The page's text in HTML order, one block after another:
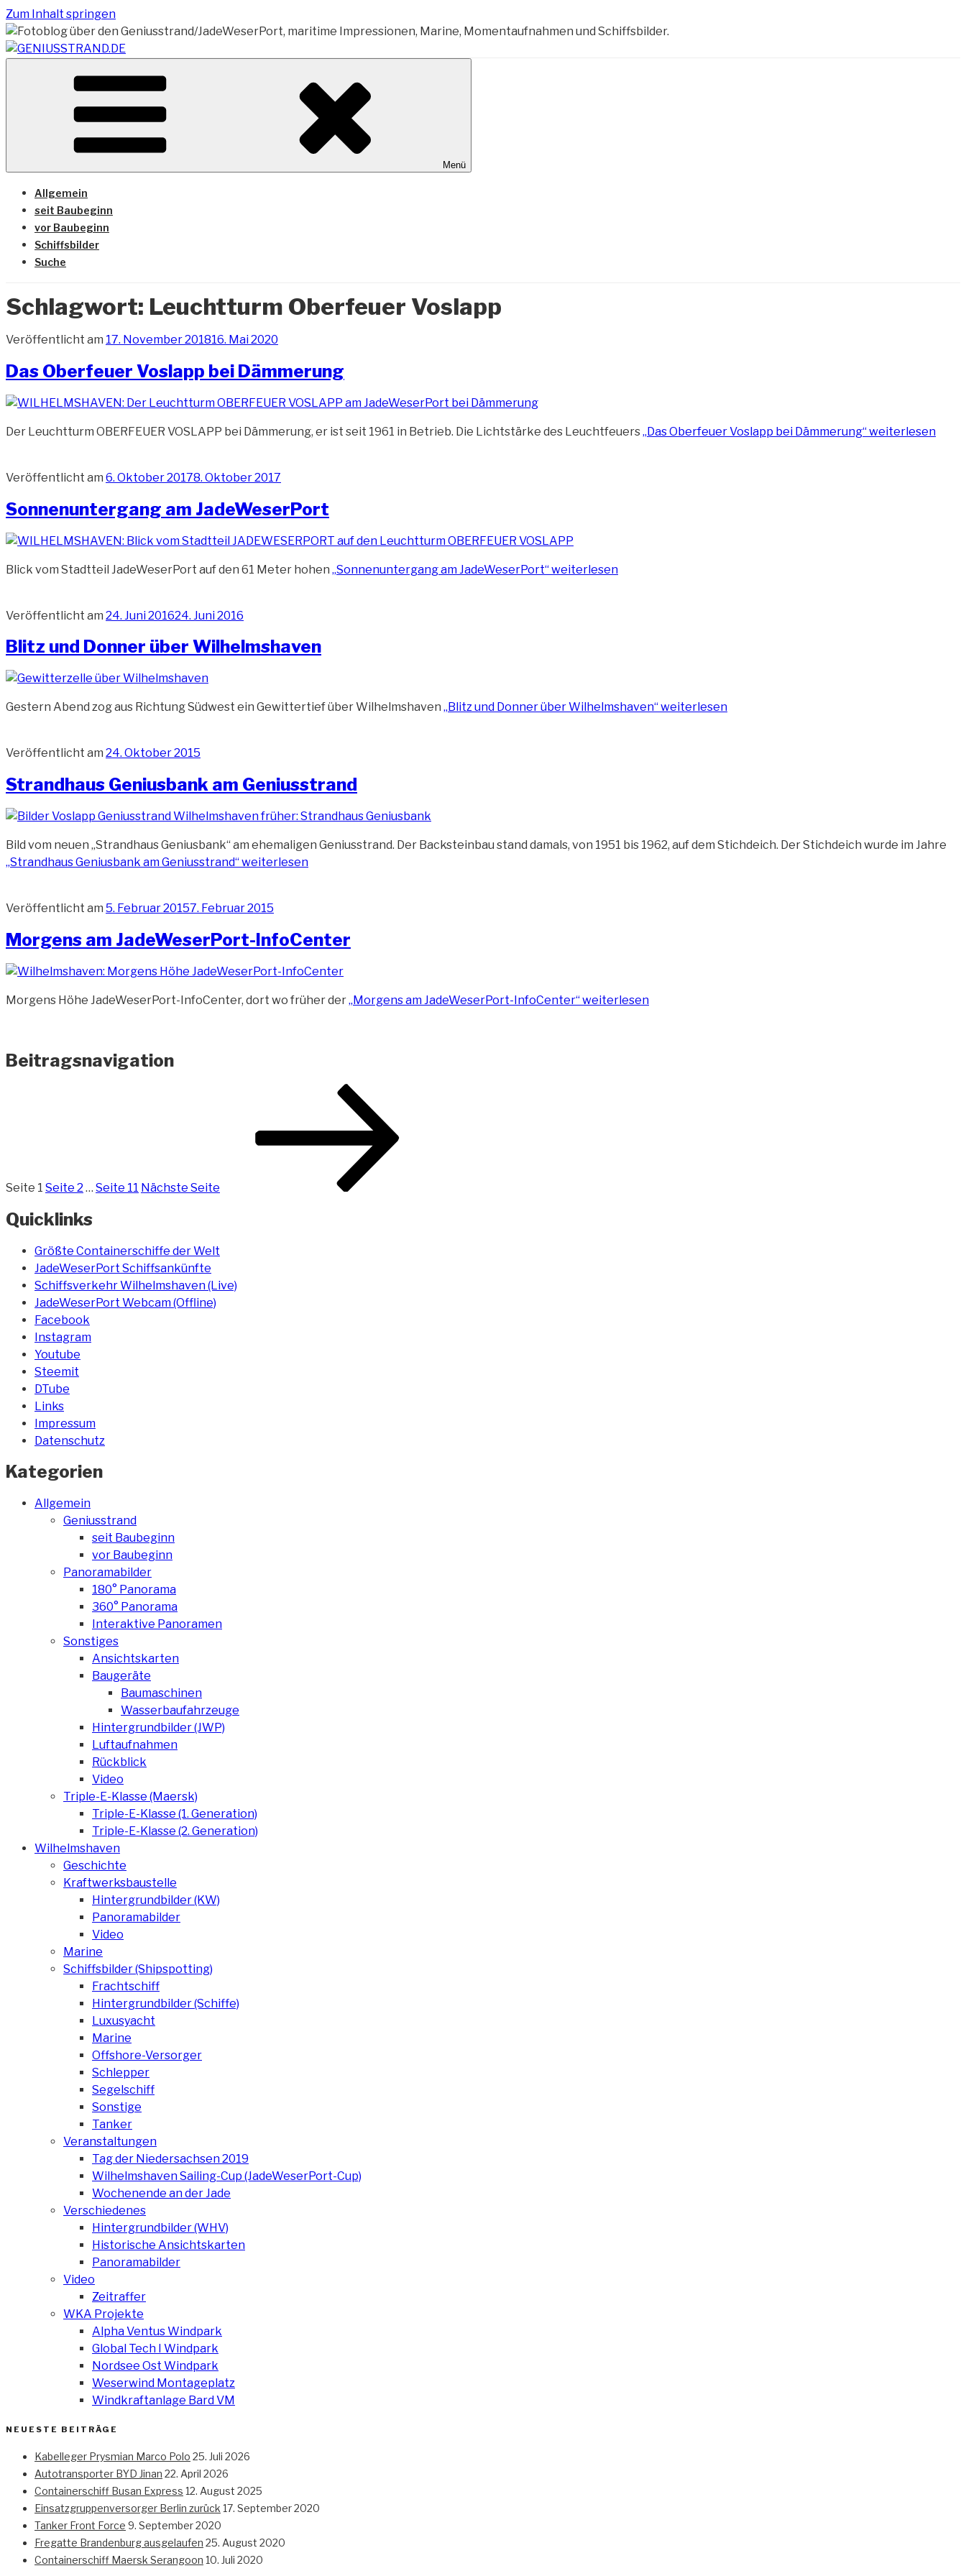
Zum Inhalt springen
GENIUSSTRAND.DE
Vom Geniusstrand zum JadeWeserPort/Container Terminal Wilhelmshaven
Menü
Allgemein
seit Baubeginn
vor Baubeginn
Schiffsbilder
Suche
Schlagwort: Leuchtturm Oberfeuer Voslapp
Veröffentlicht am 17. November 201816. Mai 2020
Das Oberfeuer Voslapp bei Dämmerung
Der Leuchtturm OBERFEUER VOSLAPP bei Dämmerung, er ist seit 1961 in Betrieb. Die Lichtstärke des Leuchtfeuers„Das Oberfeuer Voslapp bei Dämmerung“weiterlesen
Veröffentlicht am 6. Oktober 20178. Oktober 2017
Sonnenuntergang am JadeWeserPort
Blick vom Stadtteil JadeWeserPort auf den 61 Meter hohen „Sonnenuntergang am JadeWeserPort“weiterlesen
Veröffentlicht am 24. Juni 201624. Juni 2016
Blitz und Donner über Wilhelmshaven
Gestern Abend zog aus Richtung Südwest ein Gewittertief über Wilhelmshaven „Blitz und Donner über Wilhelmshaven“weiterlesen
Veröffentlicht am 24. Oktober 2015
Strandhaus Geniusbank am Geniusstrand
Bild vom neuen „Strandhaus Geniusbank“ am ehemaligen Geniusstrand. Der Backsteinbau stand damals, von 1951 bis 1962, auf dem Stichdeich. Der Stichdeich wurde im Jahre
„Strandhaus Geniusbank am Geniusstrand“weiterlesen
Veröffentlicht am 5. Februar 20157. Februar 2015
Morgens am JadeWeserPort-InfoCenter
Morgens Höhe JadeWeserPort-InfoCenter, dort wo früher der„Morgens am JadeWeserPort-InfoCenter“weiterlesen
Beitragsnavigation
Seite 1 Seite 2 … Seite 11 Nächste Seite
Quicklinks
Größte Containerschiffe der Welt
JadeWeserPort Schiffsankünfte
Schiffsverkehr Wilhelmshaven (Live)
JadeWeserPort Webcam (Offline)
Facebook
Instagram
Youtube
Steemit
DTube
Links
Impressum
Datenschutz
Kategorien
Allgemein
Geniusstrand
seit Baubeginn
vor Baubeginn
Panoramabilder
180° Panorama
360° Panorama
Interaktive Panoramen
Sonstiges
Ansichtskarten
Baugeräte
Baumaschinen
Wasserbaufahrzeuge
Hintergrundbilder (JWP)
Luftaufnahmen
Rückblick
Video
Triple-E-Klasse (Maersk)
Triple-E-Klasse (1. Generation)
Triple-E-Klasse (2. Generation)
Wilhelmshaven
Geschichte
Kraftwerksbaustelle
Hintergrundbilder (KW)
Panoramabilder
Video
Marine
Schiffsbilder (Shipspotting)
Frachtschiff
Hintergrundbilder (Schiffe)
Luxusyacht
Marine
Offshore-Versorger
Schlepper
Segelschiff
Sonstige
Tanker
Veranstaltungen
Tag der Niedersachsen 2019
Wilhelmshaven Sailing-Cup (JadeWeserPort-Cup)
Wochenende an der Jade
Verschiedenes
Hintergrundbilder (WHV)
Historische Ansichtskarten
Panoramabilder
Video
Zeitraffer
WKA Projekte
Alpha Ventus Windpark
Global Tech I Windpark
Nordsee Ost Windpark
Weserwind Montageplatz
Windkraftanlage Bard VM
NEUESTE BEITRÄGE
Kabelleger Prysmian Marco Polo 25. Juli 2026
Autotransporter BYD Jinan 22. April 2026
Containerschiff Busan Express 12. August 2025
Einsatzgruppenversorger Berlin zurück 17. September 2020
Tanker Front Force 9. September 2020
Fregatte Brandenburg ausgelaufen 25. August 2020
Containerschiff Maersk Serangoon 10. Juli 2020